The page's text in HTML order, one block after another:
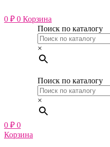
к
содержимому
0 ₽ 0 Корзина
Поиск по каталогу
×
Поиск по каталогу
×
0 ₽ 0
Корзина